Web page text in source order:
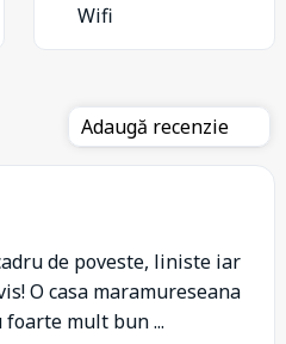
Wifi
Adaugă recenzie
de poveste, liniste iar
O casa maramureseana
mult bun ...